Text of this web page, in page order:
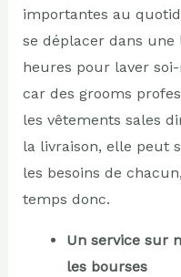
importantes au
se déplacer dans
heures pour laver
car des grooms
les vêtements sales
la livraison, elle peut
les besoins de
temps donc.
Un service sur
les bourses